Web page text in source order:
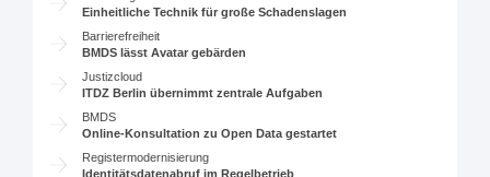
Einheitliche Technik für große Schadenslagen
Barrierefreiheit
BMDS lässt Avatar gebärden
Justizcloud
ITDZ Berlin übernimmt zentrale Aufgaben
BMDS
Online-Konsultation zu Open Data gestartet
Registermodernisierung
Identitätsdatenabruf im Regelbetrieb